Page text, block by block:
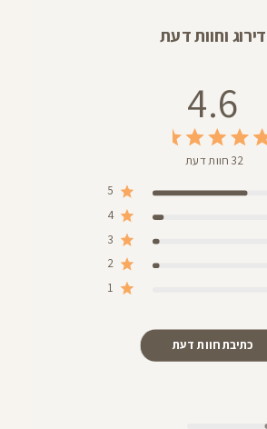
דירוג וחוות דעת
4.6
32 חוות דעת
5
4
3
2
1
כתיבת חוות דעת